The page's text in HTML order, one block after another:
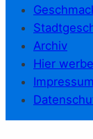
Archiv
Hier
Impressum